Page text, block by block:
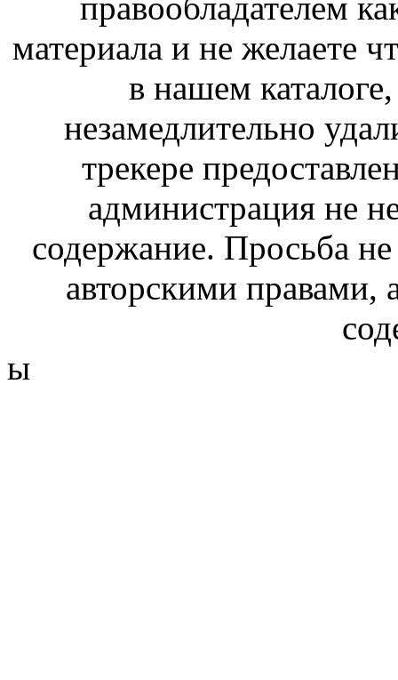
правообладателем
материала и не желаете
в нашем
незамедлительно
трекере
администрация не
содержание. Просьба
авторскими правами,
ы